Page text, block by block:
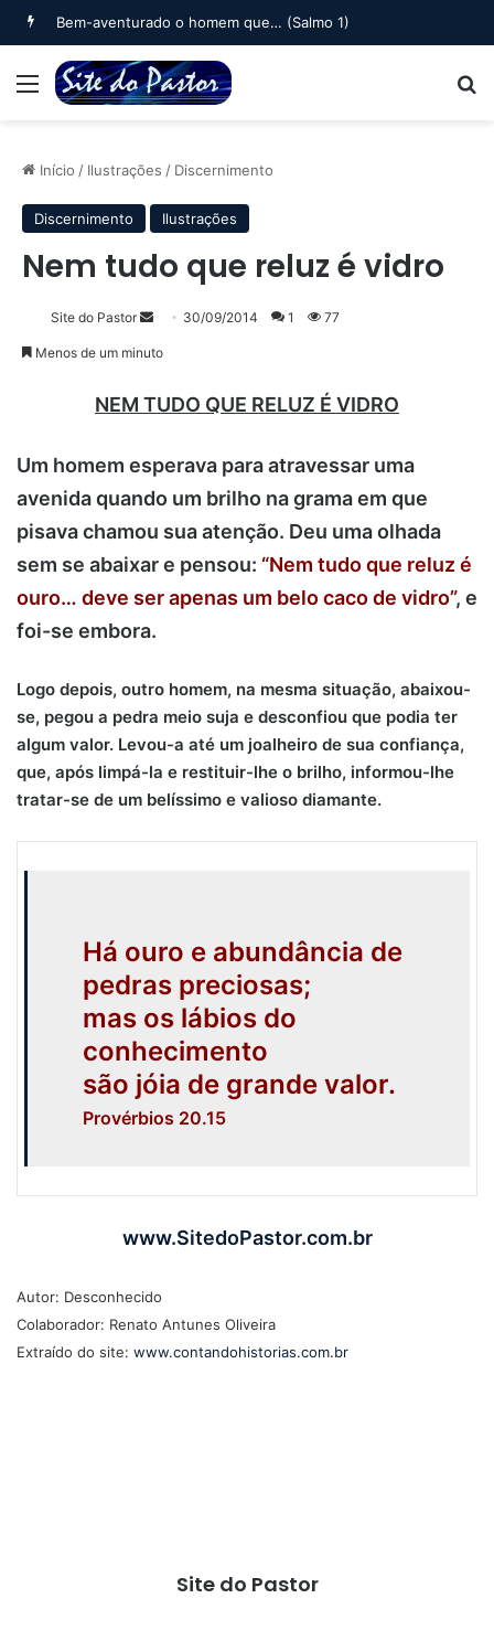
Bem-aventurado o homem que… (Salmo 1)
Menu
Início / Ilustrações / Discernimento
Discernimento Ilustrações
Nem tudo que reluz é vidro
Site do Pastor
Mande
mail
30/09/2014 1 77
Menos de um minuto
NEM TUDO QUE RELUZ É VIDRO
Um homem esperava para atravessar uma
avenida quando um brilho na grama em que
pisava chamou sua atenção. Deu uma olhada
sem se abaixar e pensou: “Nem tudo que reluz é
ouro… deve ser apenas um belo caco de vidro”, e
foi-se embora.
Logo depois, outro homem, na mesma situação, abaixou-
se, pegou a pedra meio suja e desconfiou que podia ter
algum valor. Levou-a até um joalheiro de sua confiança,
que, após limpá-la e restituir-lhe o brilho, informou-lhe
tratar-se de um belíssimo e valioso diamante.
Há ouro e abundância de
pedras preciosas;
mas os lábios do
conhecimento
são jóia de grande valor.
Provérbios 20.15
www.SitedoPastor.com.br
Autor: Desconhecido
Colaborador: Renato Antunes Oliveira
Extraído do site: www.contandohistorias.com.br
Site do Pastor